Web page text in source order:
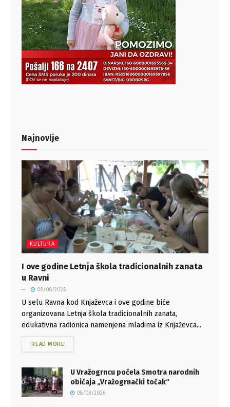
Najnovije
KULTURA
I ove godine Letnja škola tradicionalnih zanata
u Ravni
08/08/2026
U selu Ravna kod Knjaževca i ove godine biće
organizovana Letnja škola tradicionalnih zanata,
edukativna radionica namenjena mladima iz Knjaževca...
READ MORE
U Vražogrncu počela Smotra narodnih
običaja „Vražogrnački točak“
08/08/2026